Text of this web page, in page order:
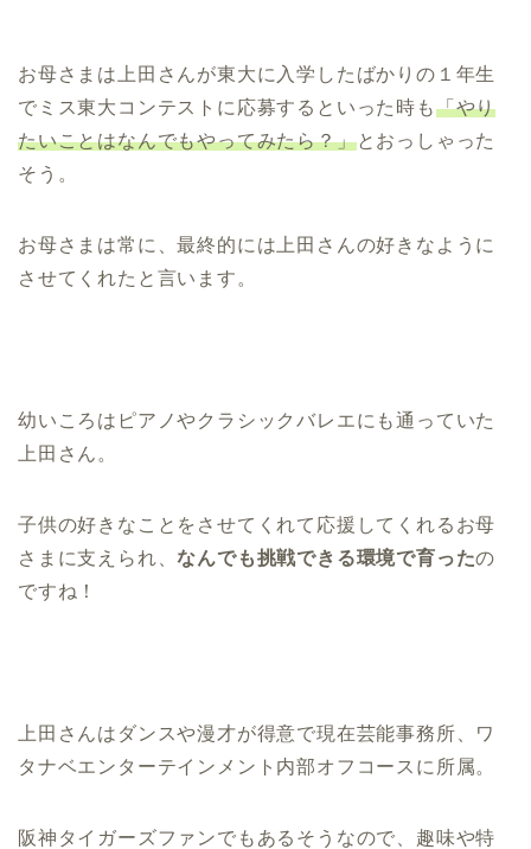
お母さまは上田さんが東大に入学したばかりの１年生
でミス東大コンテストに応募するといった時も「やり
たいことはなんでもやってみたら？」とおっしゃった
そう。
お母さまは常に、最終的には上田さんの好きなように
させてくれたと言います。
幼いころはピアノやクラシックバレエにも通っていた
上田さん。
子供の好きなことをさせてくれて応援してくれるお母
さまに支えられ、なんでも挑戦できる環境で育ったの
ですね！
上田さんはダンスや漫才が得意で現在芸能事務所、ワ
タナベエンターテインメント内部オフコースに所属。
阪神タイガーズファンでもあるそうなので、趣味や特